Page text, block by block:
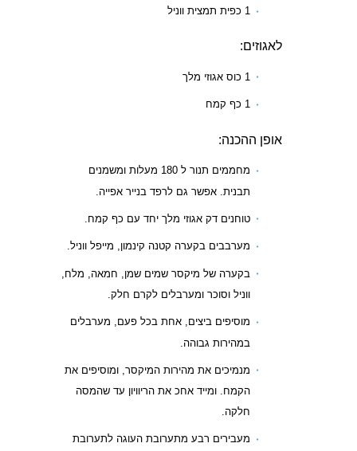
1 כפית תמצית ווניל
לאגוזים:
1 כוס אגוזי מלך
1 כף קמח
אופן ההכנה:
מחממים תנור ל 180 מעלות ומשמנים
תבנית. אפשר גם לרפד בנייר אפייה.
טוחנים דק אגוזי מלך יחד עם כף קמח.
מערבבים בקערה קטנה קינמון, מייפל ווניל.
בקערה של מיקסר שמים שמן, חמאה, מלח,
ווניל וסוכר ומערבלים לקרם חלק.
מוסיפים ביצים, אחת בכל פעם, מערבלים
במהירות גבוהה.
מנמיכים את מהירות המיקסר, ומוסיפים את
הקמח. ומייד אחכ את הריוויון עד שהמסה
חלקה.
מעבירים רבע מתערובת העוגה לתערובת